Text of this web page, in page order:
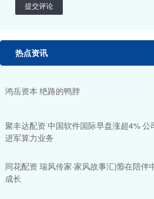
提交评论
热点资讯
鸿岳资本 绝路的鸭脖
聚丰达配资 中国软件国际早盘涨超4% 公
进军算力业务
同花配资 瑞风传家·家风故事汇|⑯在陪伴
成长